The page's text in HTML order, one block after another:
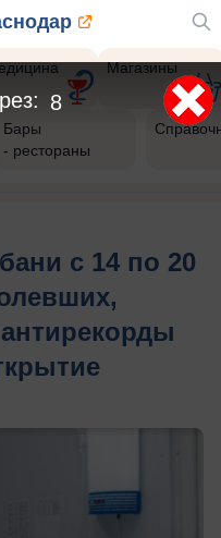
Магазины
Бары
- рестораны
с 14 по 20
6